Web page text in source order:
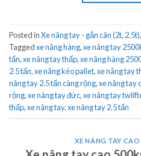
Posted inXe nâng tay - gắn cân (2t, 2.5t),
Taggedxe nâng hàng,xe nâng tay
tấn,xe nâng tay thấp,xe nâng hàng
2.5 tấn,xe nâng kéo pallet,xe nâng tay
nâng tay 2.5 tấn càng rộng,xe nâng tay
rộng,xe nâng tay đức,xe nâng tay
thấp,xe nâng tay,xe nâng tay 2.5 tấn
XE NÂNG TAY